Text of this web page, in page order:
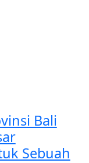
Bali
Sebuah